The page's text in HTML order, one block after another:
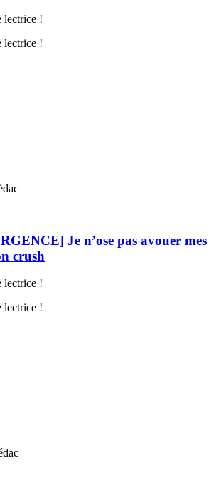
lectrice !
lectrice !
Je n’ose pas avouer mes
crush
lectrice !
lectrice !